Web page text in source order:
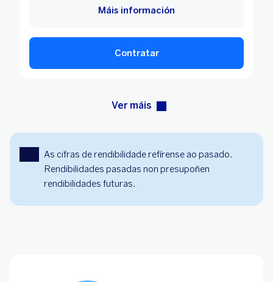
Máis información
Contratar
Ver máis
As cifras de rendibilidade refírense ao pasado.
Rendibilidades pasadas non presupoñen
rendibilidades futuras.